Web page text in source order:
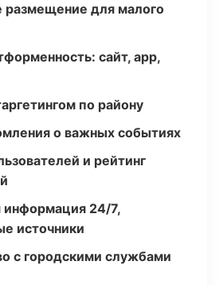
размещение для малого
сайт, app,
по району
о важных событиях
и рейтинг
информация 24/7,
источники
с городскими службами